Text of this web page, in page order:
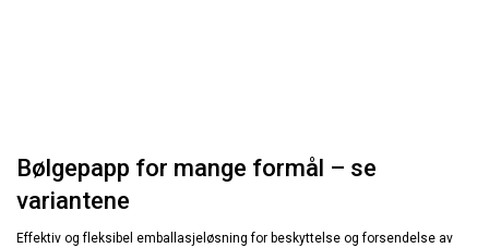
Bølgepapp for mange formål – se
variantene
Effektiv og fleksibel emballasjeløsning for beskyttelse og forsendelse av